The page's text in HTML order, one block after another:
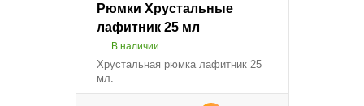
Рюмки Хрустальные
лафитник 25 мл
В наличии
Хрустальная рюмка лафитник 25
мл.